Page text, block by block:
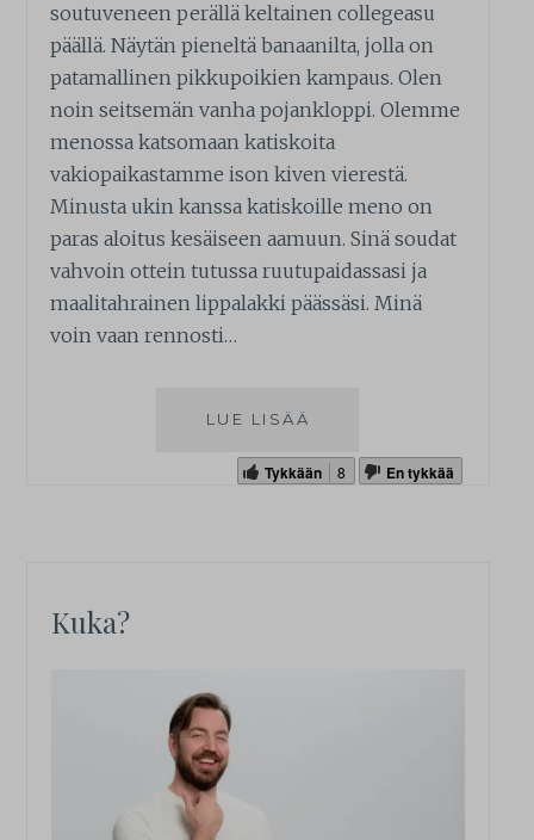
soutuveneen perällä keltainen collegeasu
päällä. Näytän pieneltä banaanilta, jolla on
patamallinen pikkupoikien kampaus. Olen
noin seitsemän vanha pojankloppi. Olemme
menossa katsomaan katiskoita
vakiopaikastamme ison kiven vierestä.
Minusta ukin kanssa katiskoille meno on
paras aloitus kesäiseen aamuun. Sinä soudat
vahvoin ottein tutussa ruutupaidassasi ja
maalitahrainen lippalakki päässäsi. Minä
voin vaan rennosti…
LUE LISÄÄ
Tykkään 8 En tykkää
Kuka?